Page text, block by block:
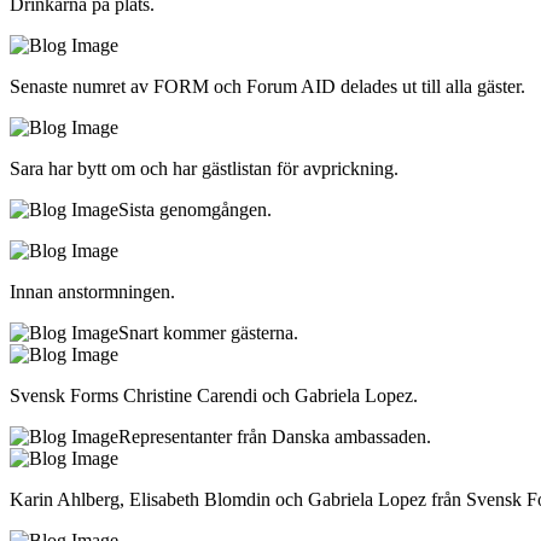
Drinkarna på plats.
Senaste numret av FORM och Forum AID delades ut till alla gäster.
Sara har bytt om och har gästlistan för avprickning.
Sista genomgången.
Innan anstormningen.
Snart kommer gästerna.
Svensk Forms Christine Carendi och Gabriela Lopez.
Representanter från Danska ambassaden.
Karin Ahlberg, Elisabeth Blomdin och Gabriela Lopez från Svensk